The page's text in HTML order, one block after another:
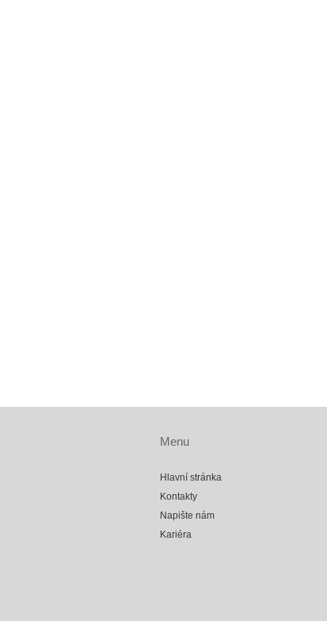
Menu
Hlavní stránka
Kontakty
Napište nám
Kariéra